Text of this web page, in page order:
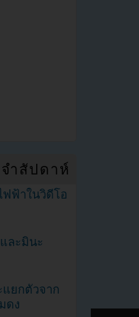
ำสัปดาห์
ฟ้าในวิดีโอ
ละมินะ
แยกตัวจาก
ดง